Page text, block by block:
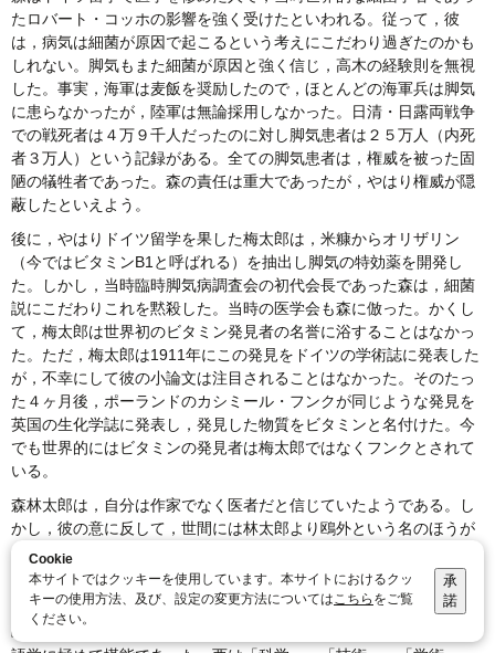
たロバート・コッホの影響を強く受けたといわれる。従って，彼
は，病気は細菌が原因で起こるという考えにこだわり過ぎたのかも
しれない。脚気もまた細菌が原因と強く信じ，高木の経験則を無視
した。事実，海軍は麦飯を奨励したので，ほとんどの海軍兵は脚気
に患らなかったが，陸軍は無論採用しなかった。日清・日露両戦争
での戦死者は４万９千人だったのに対し脚気患者は２５万人（内死
者３万人）という記録がある。全ての脚気患者は，権威を被った固
陋の犠牲者であった。森の責任は重大であったが，やはり権威が隠
蔽したといえよう。
後に，やはりドイツ留学を果した梅太郎は，米糠からオリザリン
（今ではビタミンB1と呼ばれる）を抽出し脚気の特効薬を開発し
た。しかし，当時臨時脚気病調査会の初代会長であった森は，細菌
説にこだわりこれを黙殺した。当時の医学会も森に倣った。かくし
て，梅太郎は世界初のビタミン発見者の名誉に浴することはなかっ
た。ただ，梅太郎は1911年にこの発見をドイツの学術誌に発表した
が，不幸にして彼の小論文は注目されることはなかった。そのたっ
た４ヶ月後，ポーランドのカシミール・フンクが同じような発見を
英国の生化学誌に発表し，発見した物質をビタミンと名付けた。今
でも世界的にはビタミンの発見者は梅太郎ではなくフンクとされて
いる。
森林太郎は，自分は作家でなく医者だと信じていたようである。し
かし，彼の意に反して，世間には林太郎より鴎外という名のほうが
よく知られるようになった。いづれにしても，彼の著業は，精魂込
めて執筆を続けた漱石の域に到達しなかったのかも知れない（そう
言えば，漱石も，高木と同じように，英国に留学したのだった）。
鴎外はしかし，若い頃の下宿先だった西周の影響を受けたせいか，
Cookie
本サイトではクッキーを使用しています。本サイトにおけるクッ
キーの使用方法、及び、設定の変更方法についてはこちら をご覧
ください。
承
諾